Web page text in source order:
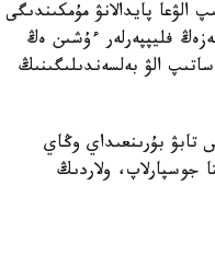
ساتىپ الۋعا پايدالانۋ مۇمكىندىگى
فليپپەرلەر ءۇشىن ەڭ
الۋ بەلسەندىلىگىنىڭ
تابۋ بۇرىنعىداي وڭاي
جوسپارلاپ، ولاردىڭ